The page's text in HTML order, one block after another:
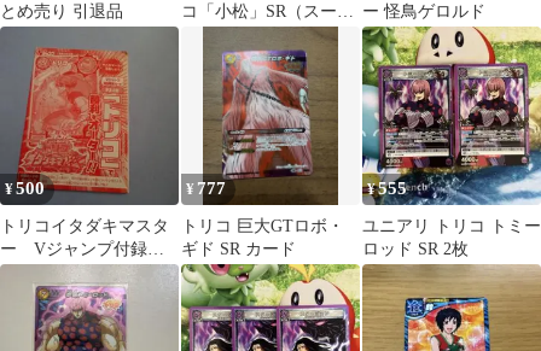
とめ売り 引退品
コ「小松」SR（スーパ
ー 怪鳥ゲロルド
¥500
トリコイタダキマスタ
ー Vジャンプ付録
PJ-10
¥ 777
トリコ 巨大GTロボ・
ギド SR カード
¥555
ユニアリ トリコ トミー
ロッド SR 2枚